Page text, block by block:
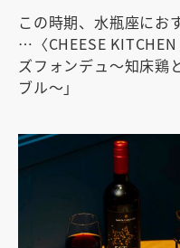
この時期、水瓶座にお
…〈CHEESE
ズフォンデュ～知床鶏
ブル～」